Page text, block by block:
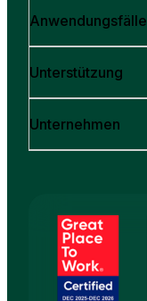
Anwendungsfälle
Unterstützung
Unternehmen